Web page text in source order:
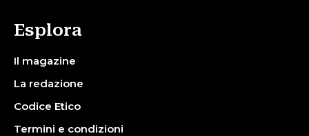
Esplora
Il magazine
La redazione
Codice Etico
Termini e condizioni